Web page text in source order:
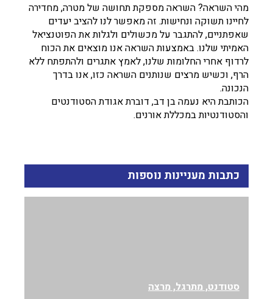
מהי השראה? השראה מספקת תחושה של מטרה, מחדירה
לחיינו תשוקה ונחישות. זה מאפשר לנו להציב יעדים
שאפתניים, להתגבר על מכשולים ולגלות את הפוטנציאל
האמיתי שלנו. באמצעות השראה אנו מוצאים את הכוח
לרדוף אחרי החלומות שלנו, לאמץ אתגרים ולהתפתח ללא
הרף, וכשיש מרצים שנותנים השראה כזו, אנו בדרך
הנכונה.
הכותבת היא נעמה בן דב, דוברת אגודת הסטודנטים
והסטודנטיות במכללת אורנים.
כתבות מעניינות נוספות
סטודנט, מתרגל, מרצה